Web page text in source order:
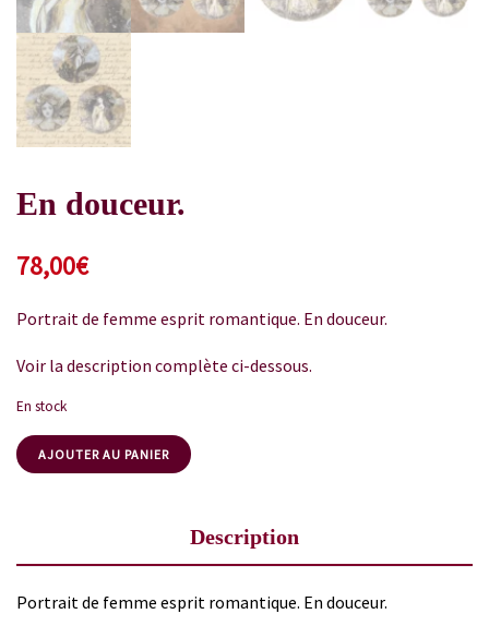
En douceur.
78,00€
Portrait de femme esprit romantique. En douceur.
Voir la description complète ci-dessous.
En stock
AJOUTER AU PANIER
Description
Portrait de femme esprit romantique. En douceur.